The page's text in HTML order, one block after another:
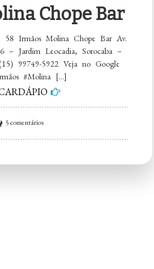
Chope Bar
58 Irmãos Molina Chope Bar Av.
– Jardim Leocadia, Sorocaba –
99749-5922 Veja no Google
#Molina […]
5 comentáriosem
Irmãos